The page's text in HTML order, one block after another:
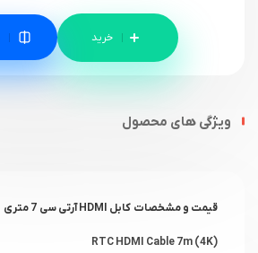
ویژگی های محصول
قیمت و مشخصات کابل HDMI آرتی سی 7 متری
(4K) RTC HDMI Cable 7m